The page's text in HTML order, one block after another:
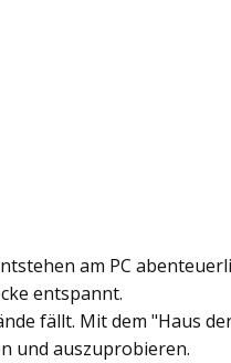
am PC
entspannt.
fällt. Mit dem "Haus
und auszuprobieren.